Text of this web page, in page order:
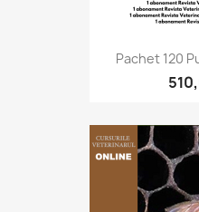
Pachet 120